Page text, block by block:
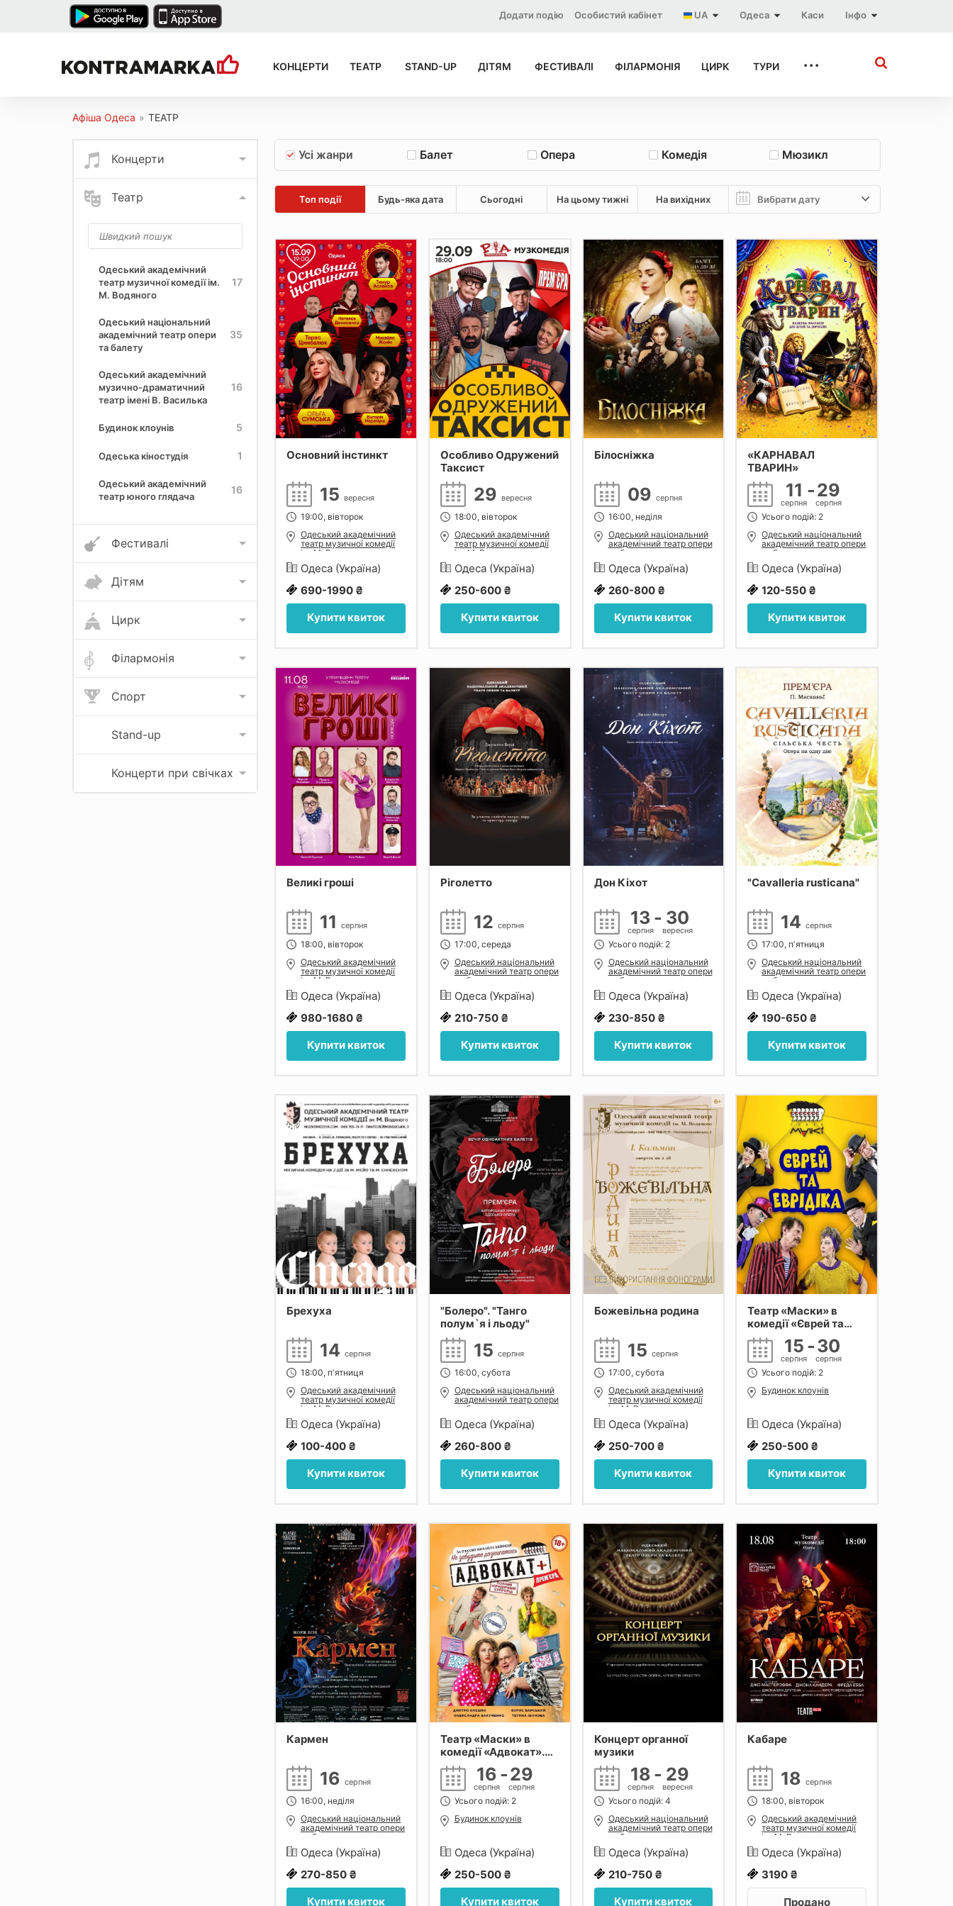
Інфо
Каси
Одеса
UA
Особистий кабінет
Додати подію
КОНЦЕРТИ ТЕАТР STAND-UP ДІТЯМ ФЕСТИВАЛІ ФІЛАРМОНІЯ ЦИРК ТУРИ ...
Афіша Одеса » ТЕАТР
Концерти
Театр
Одеський академічний
театр музичної комедії ім.
М. Водяного
17
Одеський національний
академічний театр опери
та балету
35
Одеський академічний
музично-драматичний
театр імені В. Василька
16
Будинок клоунів 5
Одеська кіностудія 1
Одеський академічний
театр юного глядача
16
Фестивалі
Дітям
Цирк
Філармонія
Спорт
Stand-up
Концерти при свічках
Усі жанри Балет Опера Комедія Мюзикл
Топ події Будь-яка дата Сьогодні На цьому тижні На вихідних
Основний інстинкт
15 вересня
19:00, вівторок
Одеський академічний
театр музичної комедії
ім. М. Водяного
Одеса (Україна)
690-1990 ₴
Купити квиток
Особливо Одружений
Таксист
29 вересня
18:00, вівторок
Одеський академічний
театр музичної комедії
ім. М. Водяного
Одеса (Україна)
250-600 ₴
Купити квиток
Білосніжка
09 серпня
16:00, неділя
Одеський національний
академічний театр опери
та балету
Одеса (Україна)
260-800 ₴
Купити квиток
«КАРНАВАЛ
ТВАРИН»
11
серпня
-29
серпня
Усього подій: 2
Одеський національний
академічний театр опери
та балету
Одеса (Україна)
120-550 ₴
Купити квиток
Великі гроші
11 серпня
18:00, вівторок
Одеський академічний
театр музичної комедії
ім. М. Водяного
Одеса (Україна)
980-1680 ₴
Купити квиток
Ріголетто
12 серпня
17:00, середа
Одеський національний
академічний театр опери
та балету
Одеса (Україна)
210-750 ₴
Купити квиток
Дон Кіхот
13
серпня
- 30
вересня
Усього подій: 2
Одеський національний
академічний театр опери
та балету
Одеса (Україна)
230-850 ₴
Купити квиток
"Cavalleria rusticana"
14серпня
17:00, пʼятниця
Одеський національний
академічний театр опери
та балету
Одеса (Україна)
190-650 ₴
Купити квиток
Брехуха
14 серпня
18:00, пʼятниця
Одеський академічний
театр музичної комедії
ім. М. Водяного
Одеса (Україна)
100-400 ₴
Купити квиток
"Болеро". "Танго
полум`я і льоду"
15 серпня
16:00, субота
Одеський національний
академічний театр опери
та балету
Одеса (Україна)
260-800 ₴
Купити квиток
Божевільна родина
15 серпня
17:00, субота
Одеський академічний
театр музичної комедії
ім. М. Водяного
Одеса (Україна)
250-700 ₴
Купити квиток
Театр «Маски» в
комедії «Єврей та
Еврідіка»
15
серпня
-30
серпня
Усього подій: 2
Будинок клоунів
Одеса (Україна)
250-500 ₴
Купити квиток
Кармен
16 серпня
16:00, неділя
Одеський національний
академічний театр опери
та балету
Одеса (Україна)
270-850 ₴
Купити квиток
Театр «Маски» в
комедії «Адвокат».
Прем`єра
16
серпня
-29
серпня
Усього подій: 2
Будинок клоунів
Одеса (Україна)
250-500 ₴
Купити квиток
Концерт органної
музики
18
серпня
- 29
вересня
Усього подій: 4
Одеський національний
академічний театр опери
та балету
Одеса (Україна)
210-750 ₴
Купити квиток
Кабаре
18серпня
18:00, вівторок
Одеський академічний
театр музичної комедії
ім. М. Водяного
Одеса (Україна)
3190 ₴
Продано